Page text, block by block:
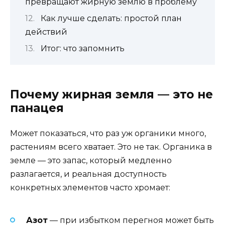
Как лучше сделать: простой план
действий
Итог: что запомнить
Почему жирная земля — это не
панацея
Может показаться, что раз уж органики много,
растениям всего хватает. Это не так. Органика в
земле — это запас, который медленно
разлагается, и реальная доступность
конкретных элементов часто хромает:
Азот — при избытком перегноя может быть